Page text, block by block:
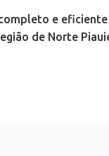
e
de Norte